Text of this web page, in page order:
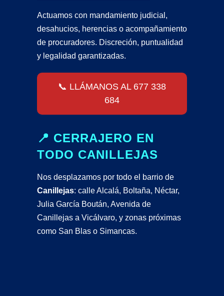
Actuamos con mandamiento judicial,
desahucios, herencias o acompañamiento
de procuradores. Discreción, puntualidad
y legalidad garantizadas.
📞 LLÁMANOS AL 677 338
684
📍 CERRAJERO EN
TODO CANILLEJAS
Nos desplazamos por todo el barrio de
Canillejas: calle Alcalá, Boltaña, Néctar,
Julia García Boután, Avenida de
Canillejas a Vicálvaro, y zonas próximas
como San Blas o Simancas.